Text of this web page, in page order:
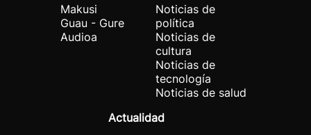
Makusi
Guau - Gure
Audioa
Noticias de
política
Noticias de
cultura
Noticias de
tecnología
Noticias de salud
Actualidad